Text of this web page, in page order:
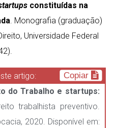
constituídas na
. Monografia (graduação)
Universidade Federal
artigo: Copiar
do Trabalho e startups:
trabalhista preventivo.
2020. Disponível em: